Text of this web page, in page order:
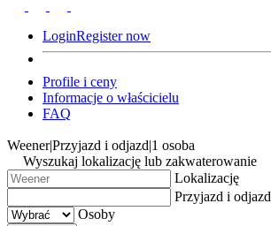
LoginRegister now
Profile i ceny
Informacje o właścicielu
FAQ
Weener|Przyjazd i odjazd|1 osoba
Wyszukaj lokalizację lub zakwaterowanie
Lokalizację
Przyjazd i odjazd
Osoby